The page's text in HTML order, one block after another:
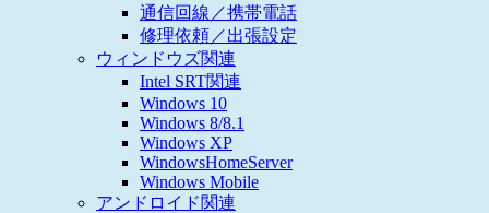
通信回線／携帯電話
修理依頼／出張設定
ウィンドウズ関連
Intel SRT関連
Windows 10
Windows 8/8.1
Windows XP
WindowsHomeServer
Windows Mobile
アンドロイド関連